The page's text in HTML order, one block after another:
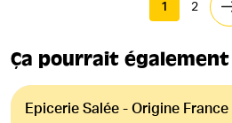
1 2
Ça pourrait
Epicerie Salée - Origine France